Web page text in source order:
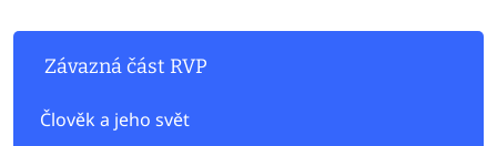
Závazná část RVP
Člověk a jeho svět